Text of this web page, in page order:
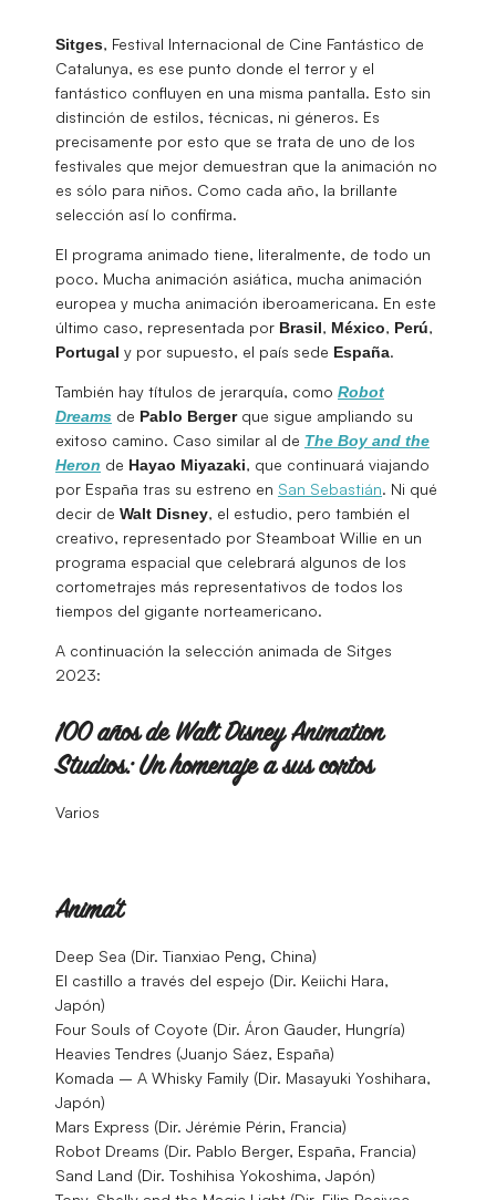
Sitges, Festival Internacional de Cine Fantástico de
Catalunya, es ese punto donde el terror y el
fantástico confluyen en una misma pantalla. Esto sin
distinción de estilos, técnicas, ni géneros. Es
precisamente por esto que se trata de uno de los
festivales que mejor demuestran que la animación no
es sólo para niños. Como cada año, la brillante
selección así lo confirma.
El programa animado tiene, literalmente, de todo un
poco. Mucha animación asiática, mucha animación
europea y mucha animación iberoamericana. En este
último caso, representada por Brasil, México, Perú,
Portugal y por supuesto, el país sede España.
También hay títulos de jerarquía, como Robot
Dreams de Pablo Bergerque sigue ampliando su
exitoso camino. Caso similar al de The Boy and the
Heron de Hayao Miyazaki, que continuará viajando
por España tras su estreno en San Sebastián. Ni qué
decir de Walt Disney, el estudio, pero también el
creativo, representado por Steamboat Willie en un
programa espacial que celebrará algunos de los
cortometrajes más representativos de todos los
tiempos del gigante norteamericano.
A continuación la selección animada de Sitges
2023:
100 años de Walt Disney Animation
Studios: Un homenaje a sus cortos
Varios
Anima’t
Deep Sea (Dir. Tianxiao Peng, China)
El castillo a través del espejo (Dir. Keiichi Hara,
Japón)
Four Souls of Coyote (Dir. Áron Gauder, Hungría)
Heavies Tendres (Juanjo Sáez, España)
Komada – A Whisky Family (Dir. Masayuki Yoshihara,
Japón)
Mars Express (Dir. Jérémie Périn, Francia)
Robot Dreams (Dir. Pablo Berger, España, Francia)
Sand Land (Dir. Toshihisa Yokoshima, Japón)